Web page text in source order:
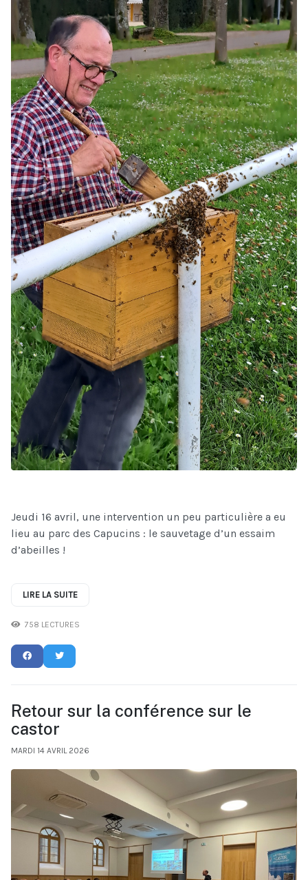
Jeudi 16 avril, une intervention un peu particulière a eu
lieu au parc des Capucins : le sauvetage d’un essaim
d’abeilles !
LIRE LA SUITE
758 LECTURES
Retour sur la conférence sur le
castor
MARDI 14 AVRIL 2026